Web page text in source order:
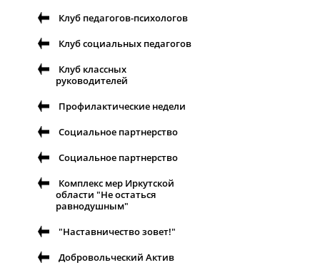
Клуб педагогов-психологов
Клуб социальных педагогов
Клуб классных
руководителей
Профилактические недели
Социальное партнерство
Социальное партнерство
Комплекс мер Иркутской
области "Не остаться
равнодушным"
"Наставничество зовет!"
Добровольческий Актив